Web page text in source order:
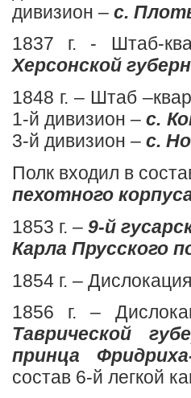
дивизион – с.
1837 г. - Штаб-
Херсонской
1848 г. – Штаб
1-й дивизион –с.
3-й дивизион –с.
Полк входил в
пехотного
1853 г. – 9-й
Карла Прусского
1854 г. –
1856 г. –
Таврической
принца
состав 6-й легкой